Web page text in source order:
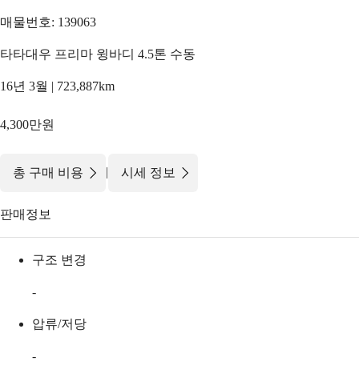
매물번호: 139063
타타대우 프리마 윙바디 4.5톤 수동
16년 3월 | 723,887km
4,300만원
총 구매 비용 | 시세 정보
판매정보
구조 변경
-
압류/저당
-